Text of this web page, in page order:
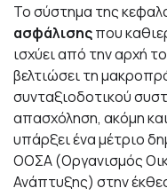
Το σύστημα της
ασφάλισηςπου
ισχύει από την αρχή
βελτιώσει τη
συνταξιοδοτικού
απασχόληση, ακόμη
υπάρξει ένα μέτριο
ΟΟΣΑ (Οργανισμός
Ανάπτυξης) στην